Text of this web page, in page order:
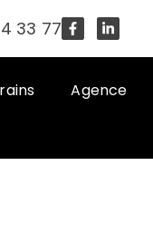
33 77
Agence